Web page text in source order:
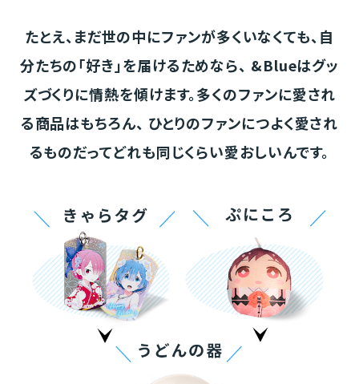
たとえ、まだ世の中にファンが多くいなくても、自
分たちの「好き」を届けるためなら、 &Blueはグッ
ズづくりに情熱を傾けます。多くのファンに愛され
る商品はもちろん、 ひとりのファンにつよく愛され
るものだってどれも同じくらい愛おしいんです。